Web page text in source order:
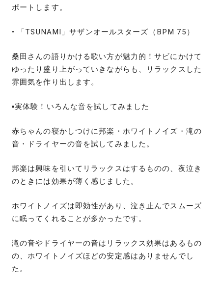
ポートします。
• 「TSUNAMI」サザンオールスターズ（BPM 75）
桑田さんの語りかける歌い方が魅力的！サビにかけて
ゆったり盛り上がっていきながらも、リラックスした
雰囲気を作り出します。
▪️実体験！いろんな音を試してみました
赤ちゃんの寝かしつけに邦楽・ホワイトノイズ・滝の
音・ドライヤーの音を試してみました。
邦楽は興味を引いてリラックスはするものの、夜泣き
のときには効果が薄く感じました。
ホワイトノイズは即効性があり、泣き止んでスムーズ
に眠ってくれることが多かったです。
滝の音やドライヤーの音はリラックス効果はあるもの
の、ホワイトノイズほどの安定感はありませんでし
た。